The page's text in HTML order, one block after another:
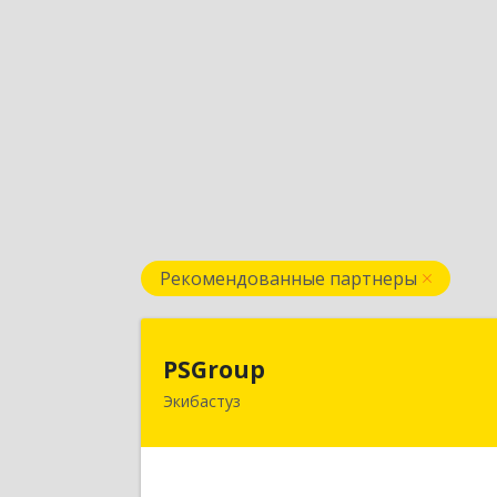
Рекомендованные партнеры
PSGroup
Экибастуз
КАЗАХСТАН, 141200, Павлодарская